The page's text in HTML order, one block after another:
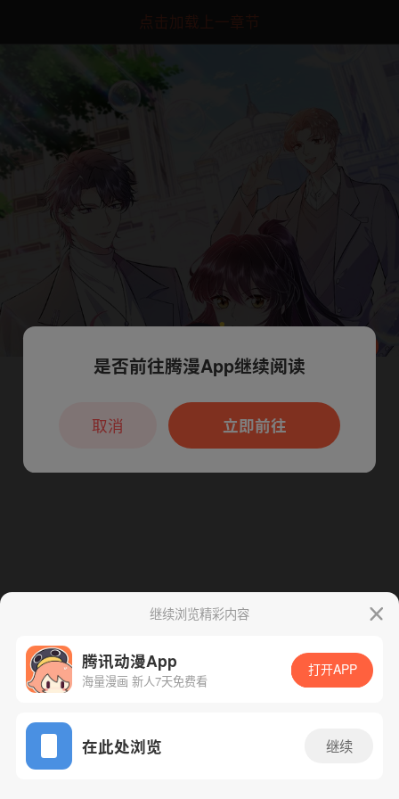
点击加载上一章节
App免费看
腾漫App免费看
继续浏览精彩内容
腾讯动漫App
海量漫画 新人7天免费看
打开APP
在此处浏览 继续
本章节仅支持App阅读，可打开App新用
户7天免费看
是否前往腾漫App继续阅读
立即前往
取消